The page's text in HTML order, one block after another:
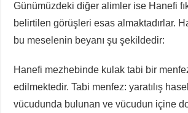
Günümüzdeki diğer alimler ise Hanefi
belirtilen görüşleri esas almaktadırlar.
bu meselenin beyanı şu şekildedir:
Hanefi mezhebinde kulak tabi bir
edilmektedir. Tabi menfez: yaratılış
vücudunda bulunan ve vücudun içine